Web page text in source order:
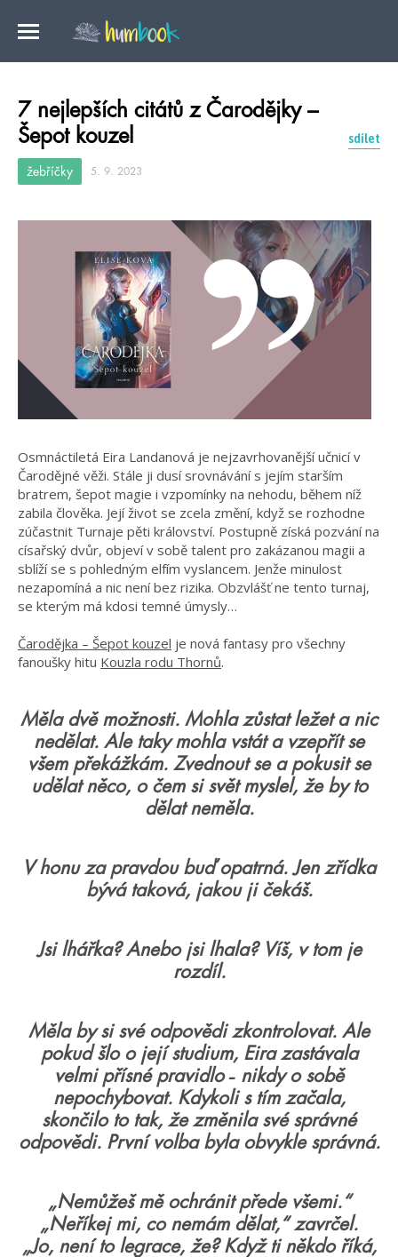
7 nejlepších citátů z Čarodějky –
Šepot kouzel
sdílet
žebříčky 5. 9. 2023
Osmnáctiletá Eira Landanová je nejzavrhovanější učnicí v
Čarodějné věži. Stále ji dusí srovnávání s jejím starším
bratrem, šepot magie i vzpomínky na nehodu, během níž
zabila člověka. Její život se zcela změní, když se rozhodne
zúčastnit Turnaje pěti království. Postupně získá pozvání na
císařský dvůr, objeví v sobě talent pro zakázanou magii a
sblíží se s pohledným elfím vyslancem. Jenže minulost
nezapomíná a nic není bez rizika. Obzvlášť ne tento turnaj,
se kterým má kdosi temné úmysly…
Čarodějka – Šepot kouzel je nová fantasy pro všechny
fanoušky hitu Kouzla rodu Thornů.
Měla dvě možnosti. Mohla zůstat ležet a nic
nedělat. Ale taky mohla vstát a vzepřít se
všem překážkám. Zvednout se a pokusit se
udělat něco, o čem si svět myslel, že by to
dělat neměla.
V honu za pravdou buď opatrná. Jen zřídka
bývá taková, jakou ji čekáš.
Jsi lhářka? Anebo jsi lhala? Víš, v tom je
rozdíl.
Měla by si své odpovědi zkontrolovat. Ale
pokud šlo o její studium, Eira zastávala
velmi přísné pravidlo ˗ nikdy o sobě
nepochybovat. Kdykoli s tím začala,
skončilo to tak, že změnila své správné
odpovědi. První volba byla obvykle správná.
„Nemůžeš mě ochránit přede všemi.“
„Neříkej mi, co nemám dělat,“ zavrčel.
„Jo, není to legrace, že? Když ti někdo říká,